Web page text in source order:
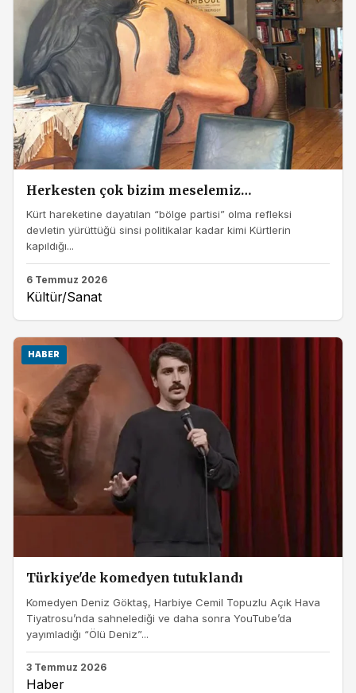
Herkesten çok bizim meselemiz…
Kürt hareketine dayatılan “bölge partisi” olma refleksi
devletin yürüttüğü sinsi politikalar kadar kimi Kürtlerin
kapıldığı...
6 Temmuz 2026
Kültür/Sanat
HABER
Türkiye'de komedyen tutuklandı
Komedyen Deniz Göktaş, Harbiye Cemil Topuzlu Açık Hava
Tiyatrosu’nda sahnelediği ve daha sonra YouTube’da
yayımladığı “Ölü Deniz”...
3 Temmuz 2026
Haber